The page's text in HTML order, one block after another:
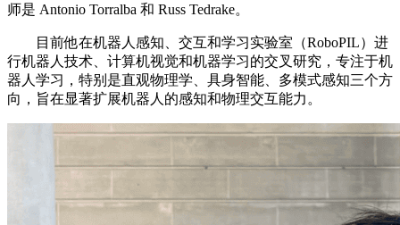
师是 Antonio Torralba 和 Russ Tedrake。
目前他在机器人感知、交互和学习实验室（RoboPIL）进
行机器人技术、计算机视觉和机器学习的交叉研究，专注于机
器人学习，特别是直观物理学、具身智能、多模式感知三个方
向，旨在显著扩展机器人的感知和物理交互能力。